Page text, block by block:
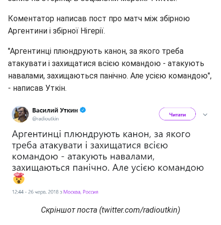
Коментатор написав пост про матч між збірною
Аргентини і збірної Нігерії.
"Аргентинці плюндрують канон, за якого треба
атакувати і захищатися всією командою - атакують
навалами, захищаються панічно. Але усією командою",
- написав Уткін.
Скріншот поста (twitter.com/radioutkin)